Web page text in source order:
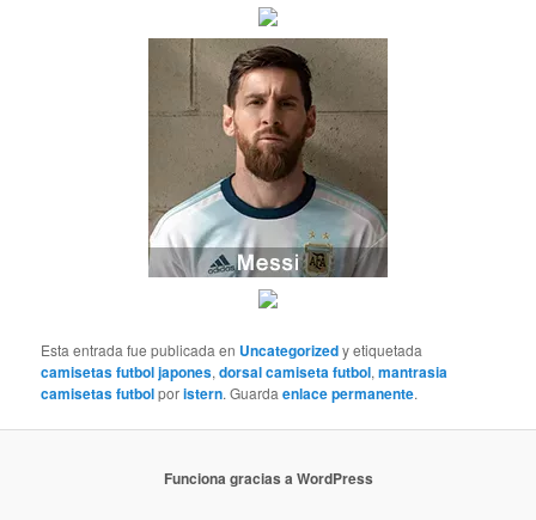
Esta entrada fue publicada en Uncategorizedy etiquetada
camisetas futbol japones,dorsal camiseta futbol,mantrasia
camisetas futbolporistern. Guardaenlace permanente.
Funciona gracias a WordPress